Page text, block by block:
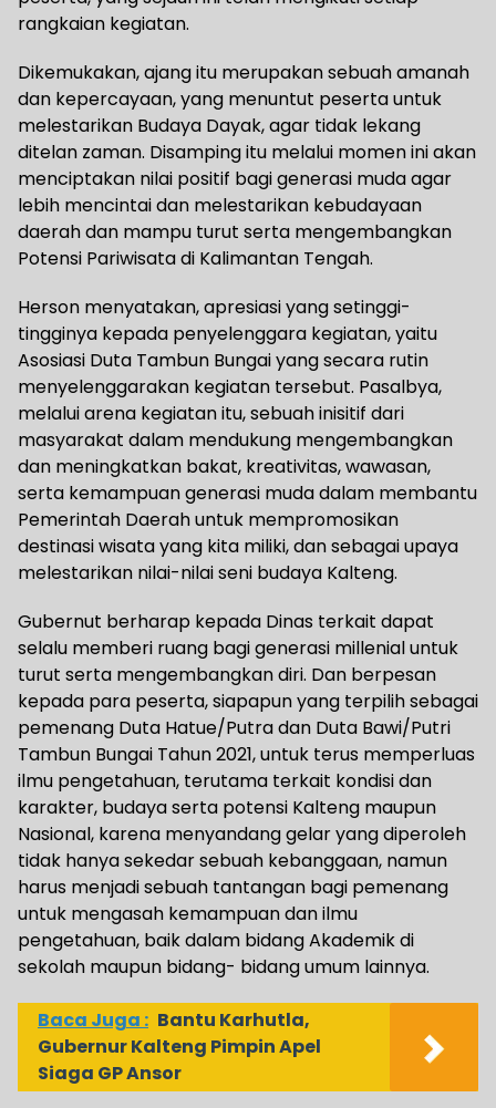
rangkaian kegiatan.
Dikemukakan, ajang itu merupakan sebuah amanah
dan kepercayaan, yang menuntut peserta untuk
melestarikan Budaya Dayak, agar tidak lekang
ditelan zaman. Disamping itu melalui momen ini akan
menciptakan nilai positif bagi generasi muda agar
lebih mencintai dan melestarikan kebudayaan
daerah dan mampu turut serta mengembangkan
Potensi Pariwisata di Kalimantan Tengah.
Herson menyatakan, apresiasi yang setinggi-
tingginya kepada penyelenggara kegiatan, yaitu
Asosiasi Duta Tambun Bungai yang secara rutin
menyelenggarakan kegiatan tersebut. Pasalbya,
melalui arena kegiatan itu, sebuah inisitif dari
masyarakat dalam mendukung mengembangkan
dan meningkatkan bakat, kreativitas, wawasan,
serta kemampuan generasi muda dalam membantu
Pemerintah Daerah untuk mempromosikan
destinasi wisata yang kita miliki, dan sebagai upaya
melestarikan nilai-nilai seni budaya Kalteng.
Gubernut berharap kepada Dinas terkait dapat
selalu memberi ruang bagi generasi millenial untuk
turut serta mengembangkan diri. Dan berpesan
kepada para peserta, siapapun yang terpilih sebagai
pemenang Duta Hatue/Putra dan Duta Bawi/Putri
Tambun Bungai Tahun 2021, untuk terus memperluas
ilmu pengetahuan, terutama terkait kondisi dan
karakter, budaya serta potensi Kalteng maupun
Nasional, karena menyandang gelar yang diperoleh
tidak hanya sekedar sebuah kebanggaan, namun
harus menjadi sebuah tantangan bagi pemenang
untuk mengasah kemampuan dan ilmu
pengetahuan, baik dalam bidang Akademik di
sekolah maupun bidang- bidang umum lainnya.
Baca Juga : Bantu Karhutla,
Gubernur Kalteng Pimpin Apel
Siaga GP Ansor